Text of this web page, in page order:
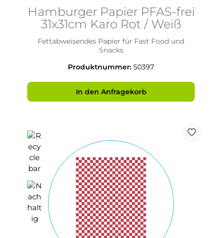
Hamburger Papier PFAS-frei
31x31cm Karo Rot / Weiß
Fettabweisendes Papier für Fast Food und
Snacks
Produktnummer: 50397
In den Anfragekorb